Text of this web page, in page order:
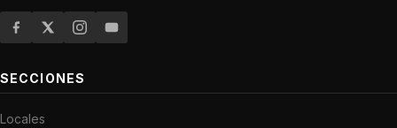
SECCIONES
Locales